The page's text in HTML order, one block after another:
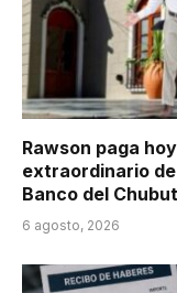
Rawson paga
extraordinario
Banco del
6 agosto, 2026